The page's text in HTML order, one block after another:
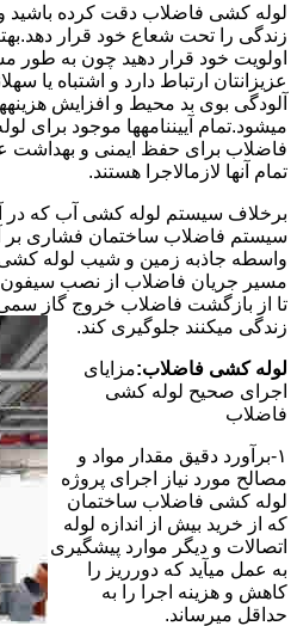
لوله کشی فاضلاب دقت کرده باشید
زندگی را تحت شعاع خود قرار
اولویت خود قرار دهید چون به طور
عزیزانتان ارتباط دارد و اشتباه یا
آلودگی بوی بد محیط و افزایش
میشود.تمام آییننامهها موجود
فاضلاب برای حفظ ایمنی و بهداشت
تمام آنها لازمالاجرا هستند.
برخلاف سیستم لوله کشی آب که
سیستم فاضلاب ساختمان فشاری بر
واسطه جاذبه زمین و شیب لوله کشی
مسیر جریان فاضلاب از نصب سیفون
تا از بازگشت فاضلاب خروج گاز
زندگی میکنند جلوگیری کند.
لوله کشی فاضلاب:مزایای
اجرای صحیح لوله کشی
فاضلاب
۱-برآورد دقیق مقدار مواد و
مصالح مورد نیاز اجرای پروژه
لوله کشی فاضلاب ساختمان
که از خرید بیش از اندازه لوله
اتصالات و دیگر موارد پیشگیری
به عمل میآید که دورریز را
کاهش و هزینه اجرا را به
حداقل میرساند.